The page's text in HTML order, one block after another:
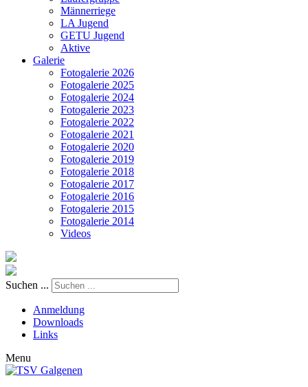
Männerriege
LA Jugend
GETU Jugend
Aktive
Galerie
Fotogalerie 2026
Fotogalerie 2025
Fotogalerie 2024
Fotogalerie 2023
Fotogalerie 2022
Fotogalerie 2021
Fotogalerie 2020
Fotogalerie 2019
Fotogalerie 2018
Fotogalerie 2017
Fotogalerie 2016
Fotogalerie 2015
Fotogalerie 2014
Videos
Suchen ...
Anmeldung
Downloads
Links
Menu